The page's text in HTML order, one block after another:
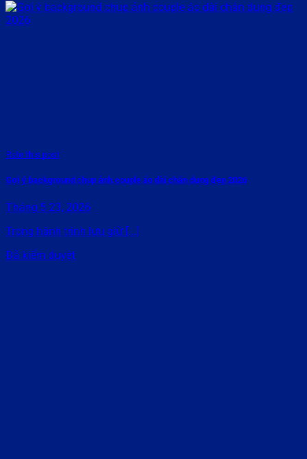
Rate this post
Gợi ý background chụp ảnh couple áo dài chân dung đẹp 2026
Tháng 5 23, 2026
Trong hành trình lưu giữ [...]
Đã kiểm duyệt